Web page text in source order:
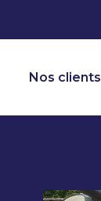
Nos clients